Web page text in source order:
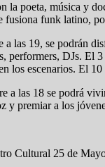
la poeta, música y
fusiona funk latino,
a las 19, se podrán
performers, DJs. El
los escenarios. El
a las 18 se podrá
premiar a los
Cultural 25 de